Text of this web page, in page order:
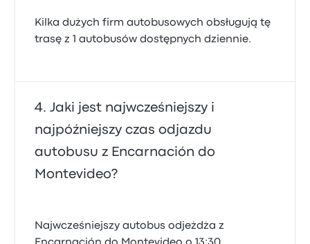
Kilka dużych firm autobusowych obsługują tę
trasę z 1 autobusów dostępnych dziennie.
Jaki jest najwcześniejszy i
najpóźniejszy czas odjazdu
autobusu z Encarnación do
Montevideo?
Najwcześniejszy autobus odjeżdża z